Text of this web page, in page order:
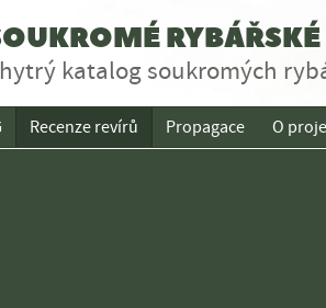
katalog soukromých
Recenze revírů Propagace O